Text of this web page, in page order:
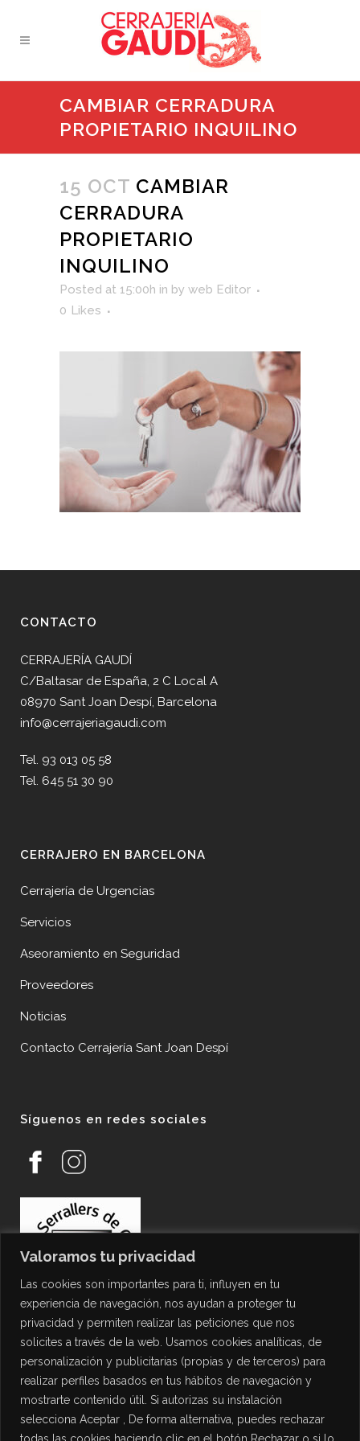
Valoramos tu privacidad
Las cookies son importantes para ti, influyen en tu
experiencia de navegación, nos ayudan a proteger tu
privacidad y permiten realizar las peticiones que nos
solicites a través de la web. Usamos cookies analíticas, de
personalización y publicitarias (propias y de terceros) para
realizar perfiles basados en tus hábitos de navegación y
mostrarte contenido útil. Si autorizas su instalación
selecciona Aceptar , De forma alternativa, puedes rechazar
todas las cookies haciendo clic en el botón Rechazar o si lo
CAMBIAR CERRADURA
PROPIETARIO INQUILINO
15 OCT CAMBIAR
CERRADURA
PROPIETARIO
INQUILINO
Posted at 15:00h in by web Editor
0 Likes
CONTACTO
CERRAJERÍA GAUDÍ
C/Baltasar de España, 2 C Local A
08970 Sant Joan Despí, Barcelona
info@cerrajeriagaudi.com
Tel. 93 013 05 58
Tel. 645 51 30 90
CERRAJERO EN BARCELONA
Cerrajería de Urgencias
Servicios
Aseoramiento en Seguridad
Proveedores
Noticias
Contacto Cerrajería Sant Joan Despí
Síguenos en redes sociales
PROTECCIÓN DE DATOS
Política de Privacidad
Política de Cookies